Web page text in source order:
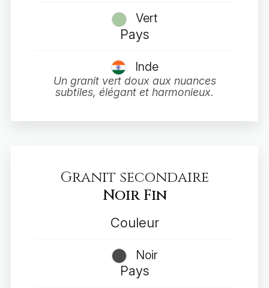
Vert
Pays
Inde
Un granit vert doux aux nuances
subtiles, élégant et harmonieux.
Granit secondaire
Noir Fin
Couleur
Noir
Pays